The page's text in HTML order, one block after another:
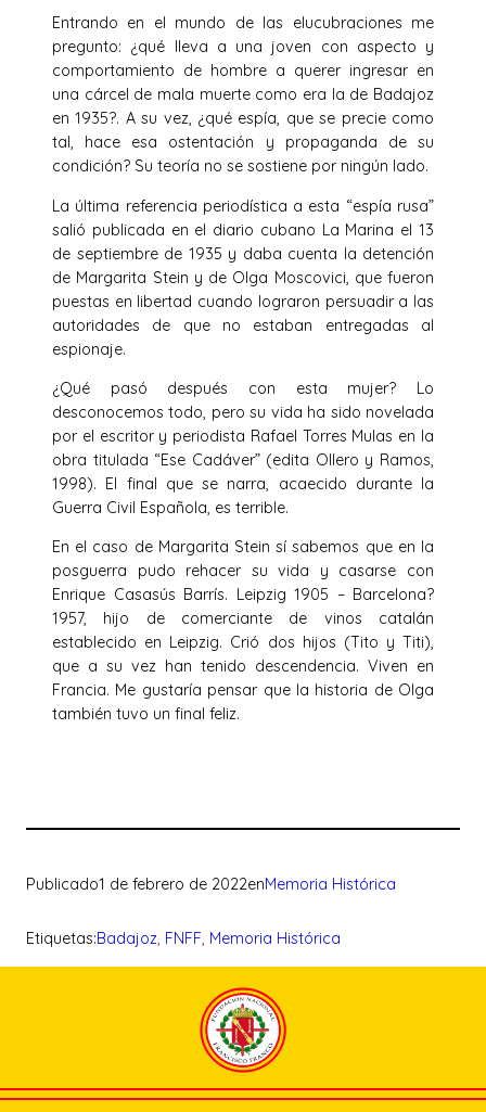
Entrando en el mundo de las elucubraciones me
pregunto: ¿qué lleva a una joven con aspecto y
comportamiento de hombre a querer ingresar en
una cárcel de mala muerte como era la de Badajoz
en 1935?. A su vez, ¿qué espía, que se precie como
tal, hace esa ostentación y propaganda de su
condición? Su teoría no se sostiene por ningún lado.
La última referencia periodística a esta “espía rusa”
salió publicada en el diario cubano La Marina el 13
de septiembre de 1935 y daba cuenta la detención
de Margarita Stein y de Olga Moscovici, que fueron
puestas en libertad cuando lograron persuadir a las
autoridades de que no estaban entregadas al
espionaje.
¿Qué pasó después con esta mujer? Lo
desconocemos todo, pero su vida ha sido novelada
por el escritor y periodista Rafael Torres Mulas en la
obra titulada “Ese Cadáver” (edita Ollero y Ramos,
1998). El final que se narra, acaecido durante la
Guerra Civil Española, es terrible.
En el caso de Margarita Stein sí sabemos que en la
posguerra pudo rehacer su vida y casarse con
Enrique Casasús Barrís. Leipzig 1905 – Barcelona?
1957, hijo de comerciante de vinos catalán
establecido en Leipzig. Crió dos hijos (Tito y Titi),
que a su vez han tenido descendencia. Viven en
Francia. Me gustaría pensar que la historia de Olga
también tuvo un final feliz.
Publicado1 de febrero de 2022enMemoria Histórica
Etiquetas:Badajoz, FNFF, Memoria Histórica